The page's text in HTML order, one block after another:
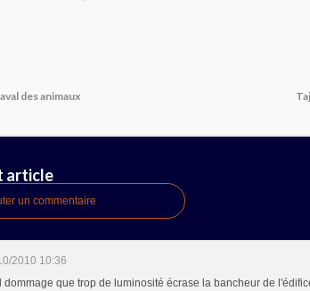
des animaux
article
un commentaire
2010 10:36
dommage que trop de luminosité écrase la bancheur de